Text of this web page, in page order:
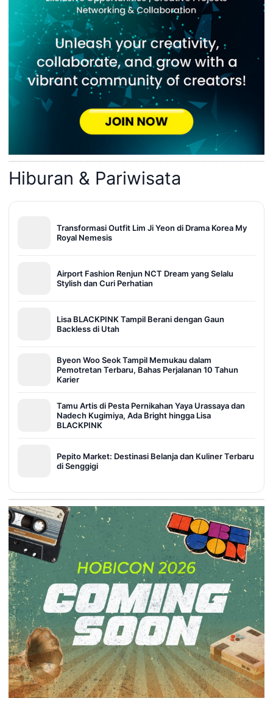
Hiburan & Pariwisata
Transformasi Outfit Lim Ji Yeon di Drama Korea My
Royal Nemesis
Airport Fashion Renjun NCT Dream yang Selalu
Stylish dan Curi Perhatian
Lisa BLACKPINK Tampil Berani dengan Gaun
Backless di Utah
Byeon Woo Seok Tampil Memukau dalam
Pemotretan Terbaru, Bahas Perjalanan 10 Tahun
Karier
Tamu Artis di Pesta Pernikahan Yaya Urassaya dan
Nadech Kugimiya, Ada Bright hingga Lisa
BLACKPINK
Pepito Market: Destinasi Belanja dan Kuliner Terbaru
di Senggigi